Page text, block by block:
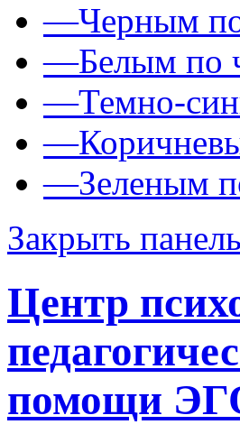
—Черным
—Белым по
—Темно-
—
—Зеленым
Закрыть панель
Центр
помощи